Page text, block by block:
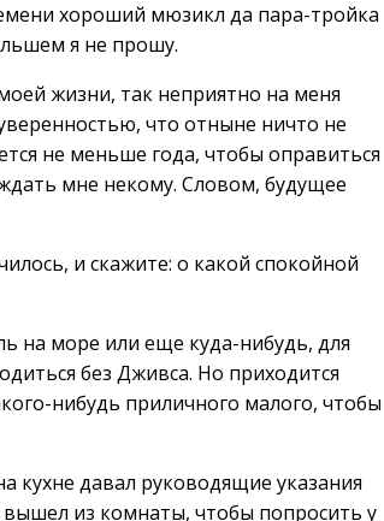
хороший мюзикл да пара-тройка
я не прошу.
жизни, так неприятно на меня
что отныне ничто не
не меньше года, чтобы оправиться
мне некому. Словом, будущее
и скажите: о какой спокойной
на море или еще куда-нибудь, для
без Дживса. Но приходится
нибудь приличного малого, чтобы
кухне давал руководящие указания
из комнаты, чтобы попросить у